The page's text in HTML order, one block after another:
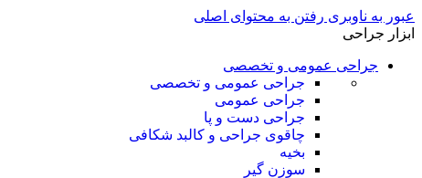
عبور به ناوبری رفتن به محتوای اصلی
ابزار جراحی
جراحی عمومی و تخصصی
جراحی عمومی و تخصصی
جراحی عمومی
جراحی دست و پا
چاقوی جراحی و کالبد شکافی
بخیه
سوزن‌ گیر